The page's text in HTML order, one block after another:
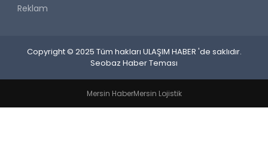
Reklam
Copyright © 2025 Tüm hakları ULAŞIM HABER 'de saklıdır.
Seobaz Haber Teması
Mersin HaberMersin Lojistik